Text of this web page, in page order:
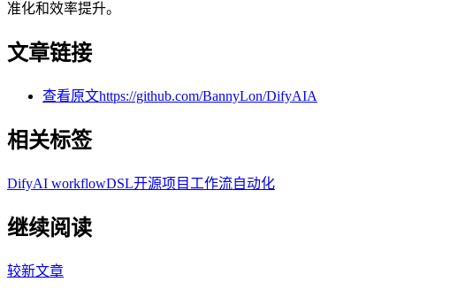
准化和效率提升。
文章链接
查看原文https://github.com/BannyLon/DifyAIA
相关标签
DifyAI workflowDSL开源项目 工作流自动化
继续阅读
较新文章